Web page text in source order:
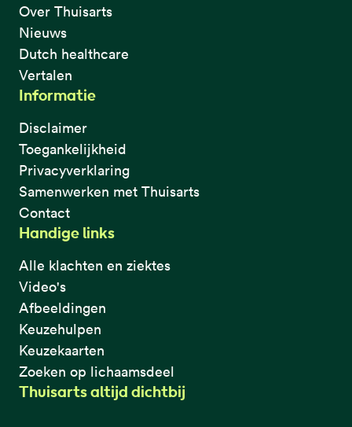
Over Thuisarts
Nieuws
Dutch healthcare
Vertalen
Informatie
Disclaimer
Toegankelijkheid
Privacyverklaring
Samenwerken met Thuisarts
Contact
Handige links
Alle klachten en ziektes
Video's
Afbeeldingen
Keuzehulpen
Keuzekaarten
Zoeken op lichaamsdeel
Thuisarts altijd dichtbij